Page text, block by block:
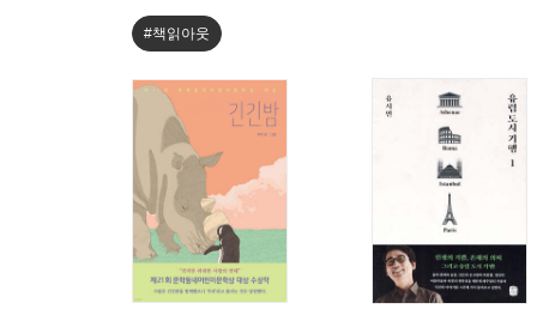
#책읽아웃